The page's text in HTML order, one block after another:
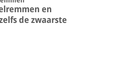
en
de zwaarste